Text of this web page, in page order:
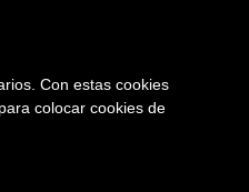
Con estas cookies
colocar cookies de